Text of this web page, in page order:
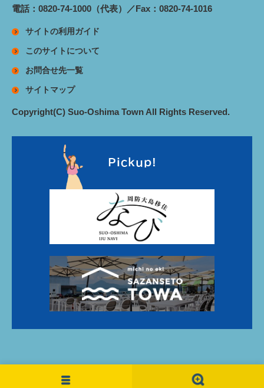
電話：0820-74-1000（代表）／Fax：0820-74-1016
サイトの利用ガイド
このサイトについて
お問合せ先一覧
サイトマップ
Copyright(C) Suo-Oshima Town All Rights Reserved.